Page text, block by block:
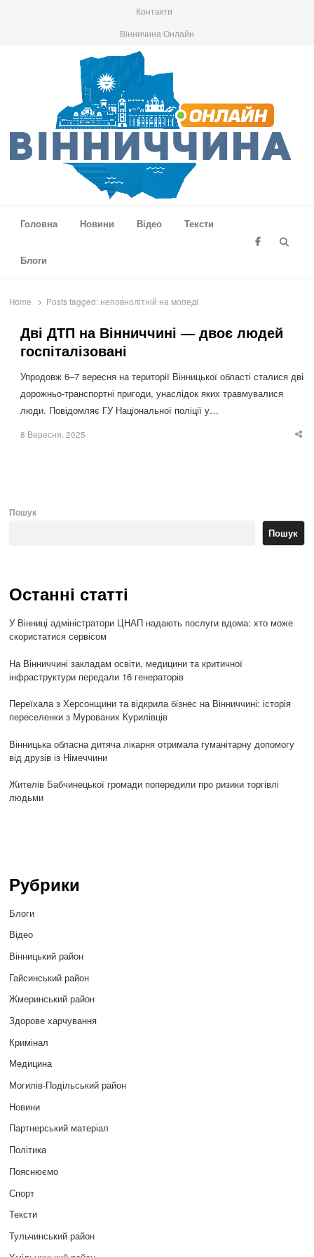
Контакти
Вінничина Онлайн
Головна
Новини Відео Тексти
Блоги
Home Posts tagged: неповнолітній на мопеді
Дві ДТП на Вінниччині — двоє людей
госпіталізовані
Упродовж 6–7 вересня на території Вінницької області сталися дві
дорожньо-транспортні пригоди, унаслідок яких травмувалися
люди. Повідомляє ГУ Національної поліції у…
8 Вересня, 2025
Пошук
Пошук
Останні статті
У Вінниці адміністратори ЦНАП надають послуги вдома: хто може
скористатися сервісом
На Вінниччині закладам освіти, медицини та критичної
інфраструктури передали 16 генераторів
Переїхала з Херсонщини та відкрила бізнес на Вінниччині: історія
переселенки з Мурованих Курилівців
Вінницька обласна дитяча лікарня отримала гуманітарну допомогу
від друзів із Німеччини
Жителів Бабчинецької громади попередили про ризики торгівлі
людьми
Рубрики
Блоги
Відео
Вінницький район
Гайсинський район
Жмеринський район
Здорове харчування
Кримінал
Медицина
Могилів-Подільський район
Новини
Партнерський матеріал
Політика
Пояснюємо
Спорт
Тексти
Тульчинський район